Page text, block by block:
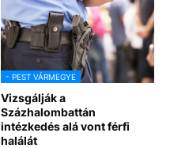
- PEST VÁRMEGYE
Vizsgálják a
Százhalombattán
intézkedés alá vont férfi
halálát